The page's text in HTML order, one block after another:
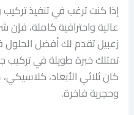
إذا كنت ترغب في تنفيذ
عالية واحترافية كاملة،
زعبيل تقدم لك أفضل
تمتلك خبرة طويلة في تركيب
كان ثلاثي الأبعاد،
وحجرية فاخرة.